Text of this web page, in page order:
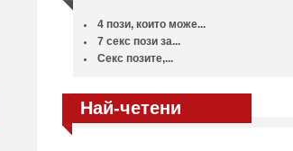
4 пози, които може...
7 секс пози за...
Секс позите,...
Най-четени